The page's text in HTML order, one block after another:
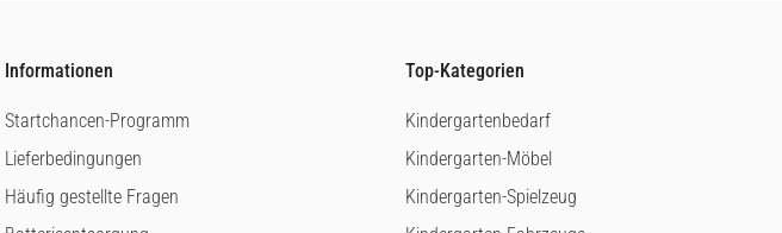
Informationen
Startchancen-Programm
Lieferbedingungen
Häufig gestellte Fragen
Top-Kategorien
Kindergartenbedarf
Kindergarten-Möbel
Kindergarten-Spielzeug